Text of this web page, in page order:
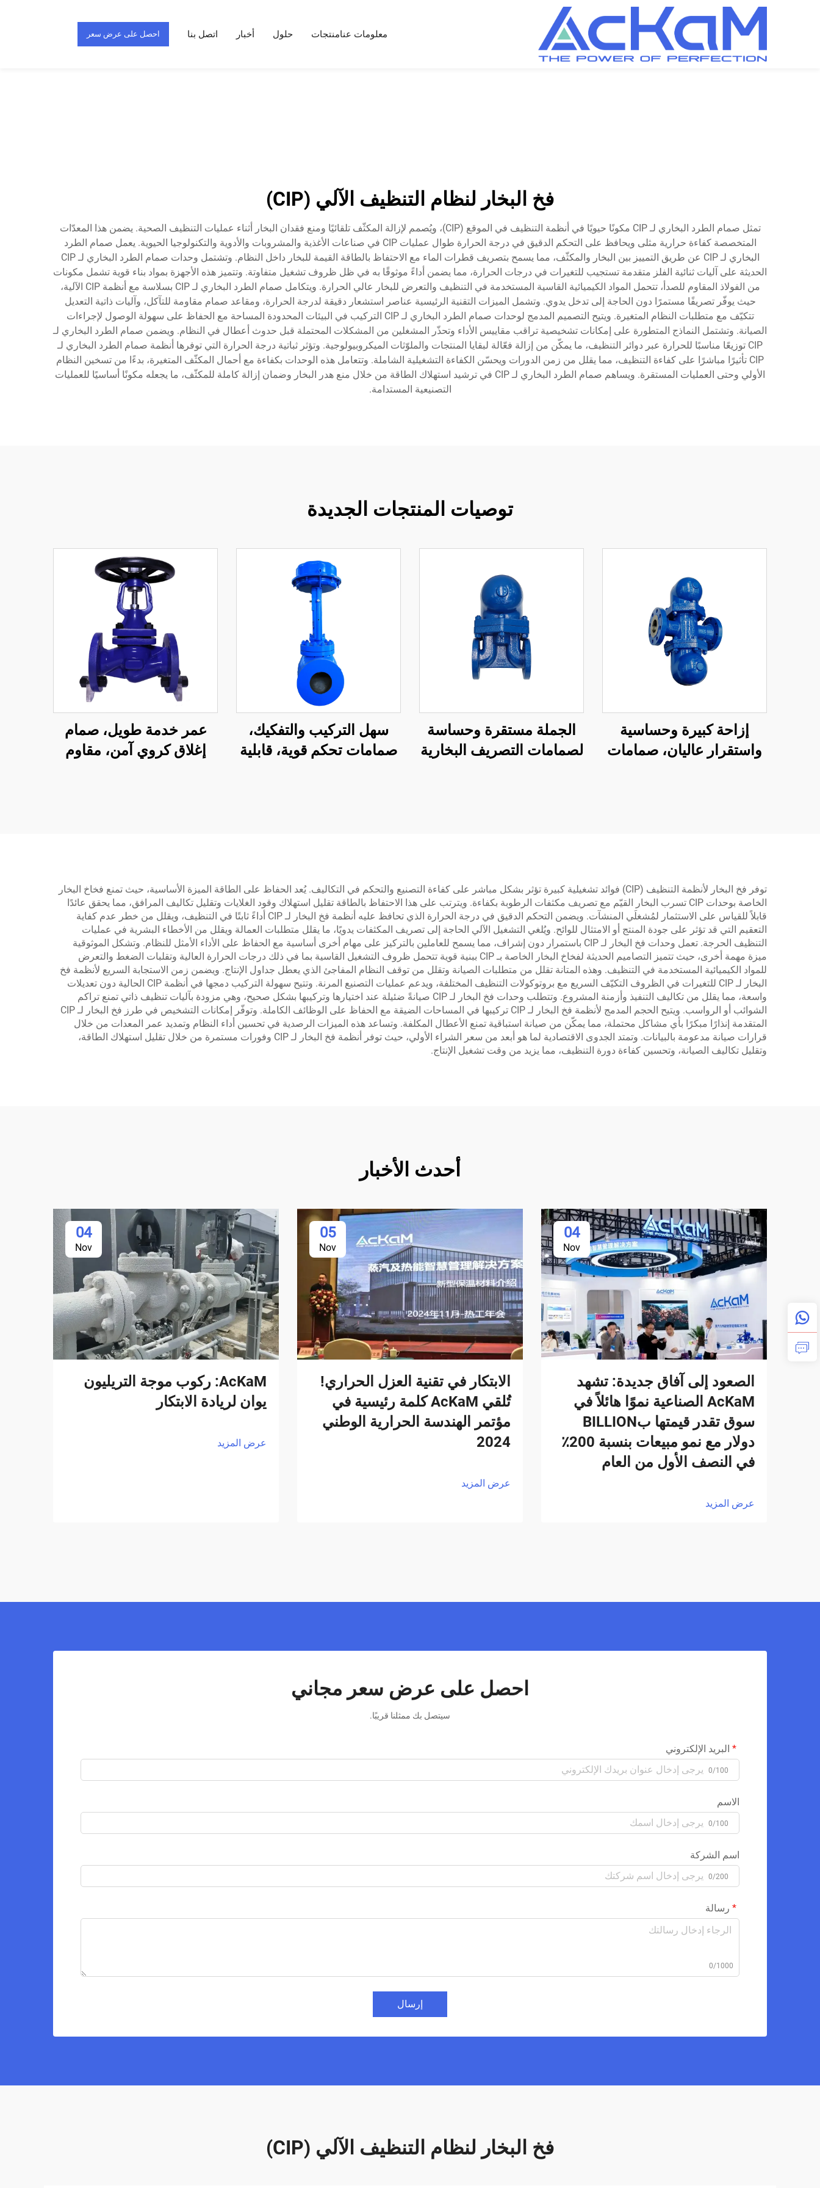
معلومات عنامنتجات حلول أخبار اتصل بنا احصل على عرض سعر
فخ البخار لنظام التنظيف الآلي (CIP)
تمثل صمام الطرد البخاري لـ CIP مكونًا حيويًا في أنظمة التنظيف في الموقع (CIP)، ويُصمم لإزالة المكثّف تلقائيًا ومنع فقدان البخار أثناء عمليات التنظيف الصحية. يضمن هذا المعدّات
المتخصصة كفاءة حرارية مثلى ويحافظ على التحكم الدقيق في درجة الحرارة طوال عمليات CIP في صناعات الأغذية والمشروبات والأدوية والتكنولوجيا الحيوية. يعمل صمام الطرد
البخاري لـ CIP عن طريق التمييز بين البخار والمكثّف، مما يسمح بتصريف قطرات الماء مع الاحتفاظ بالطاقة القيمة للبخار داخل النظام. وتشتمل وحدات صمام الطرد البخاري لـ CIP
الحديثة على آليات ثنائية الفلز متقدمة تستجيب للتغيرات في درجات الحرارة، مما يضمن أداءً موثوقًا به في ظل ظروف تشغيل متفاوتة. وتتميز هذه الأجهزة بمواد بناء قوية تشمل مكونات
من الفولاذ المقاوم للصدأ، تتحمل المواد الكيميائية القاسية المستخدمة في التنظيف والتعرض للبخار عالي الحرارة. ويتكامل صمام الطرد البخاري لـ CIP بسلاسة مع أنظمة CIP الآلية،
حيث يوفّر تصريفًا مستمرًا دون الحاجة إلى تدخل يدوي. وتشمل الميزات التقنية الرئيسية عناصر استشعار دقيقة لدرجة الحرارة، ومقاعد صمام مقاومة للتآكل، وآليات ذاتية التعديل
تتكيّف مع متطلبات النظام المتغيرة. ويتيح التصميم المدمج لوحدات صمام الطرد البخاري لـ CIP التركيب في البيئات المحدودة المساحة مع الحفاظ على سهولة الوصول لإجراءات
الصيانة. وتشتمل النماذج المتطورة على إمكانات تشخيصية تراقب مقاييس الأداء وتحذّر المشغلين من المشكلات المحتملة قبل حدوث أعطال في النظام. ويضمن صمام الطرد البخاري لـ
CIP توزيعًا مناسبًا للحرارة عبر دوائر التنظيف، ما يمكّن من إزالة فعّالة لبقايا المنتجات والملوّثات الميكروبيولوجية. وتؤثر ثباتية درجة الحرارة التي توفرها أنظمة صمام الطرد البخاري لـ
CIP تأثيرًا مباشرًا على كفاءة التنظيف، مما يقلل من زمن الدورات ويحسّن الكفاءة التشغيلية الشاملة. وتتعامل هذه الوحدات بكفاءة مع أحمال المكثّف المتغيرة، بدءًا من تسخين النظام
الأولي وحتى العمليات المستقرة. ويساهم صمام الطرد البخاري لـ CIP في ترشيد استهلاك الطاقة من خلال منع هدر البخار وضمان إزالة كاملة للمكثّف، ما يجعله مكونًا أساسيًا للعمليات
التصنيعية المستدامة.
توصيات المنتجات الجديدة
إزاحة كبيرة وحساسية
واستقرار عاليان، صمامات
الجملة مستقرة وحساسة
لصمامات التصريف البخارية
سهل التركيب والتفكيك،
صمامات تحكم قوية، قابلية
عمر خدمة طويل، صمام
إغلاق كروي آمن، مقاوم
توفر فخ البخار لأنظمة التنظيف (CIP) فوائد تشغيلية كبيرة تؤثر بشكل مباشر على كفاءة التصنيع والتحكم في التكاليف. يُعد الحفاظ على الطاقة الميزة الأساسية، حيث تمنع فخاخ البخار
الخاصة بوحدات CIP تسرب البخار القيّم مع تصريف مكثفات الرطوبة بكفاءة. ويترتب على هذا الاحتفاظ بالطاقة تقليل استهلاك وقود الغلايات وتقليل تكاليف المرافق، مما يحقق عائدًا
قابلاً للقياس على الاستثمار لمُشغلَي المنشآت. ويضمن التحكم الدقيق في درجة الحرارة الذي تحافظ عليه أنظمة فخ البخار لـ CIP أداءً ثابتًا في التنظيف، ويقلل من خطر عدم كفاية
التعقيم التي قد تؤثر على جودة المنتج أو الامتثال للوائح. ويُلغي التشغيل الآلي الحاجة إلى تصريف المكثفات يدويًا، ما يقلل متطلبات العمالة ويقلل من الأخطاء البشرية في عمليات
التنظيف الحرجة. تعمل وحدات فخ البخار لـ CIP باستمرار دون إشراف، مما يسمح للعاملين بالتركيز على مهام أخرى أساسية مع الحفاظ على الأداء الأمثل للنظام. وتشكل الموثوقية
ميزة مهمة أخرى، حيث تتميز التصاميم الحديثة لفخاخ البخار الخاصة بـ CIP ببنية قوية تتحمل ظروف التشغيل القاسية بما في ذلك درجات الحرارة العالية وتقلبات الضغط والتعرض
للمواد الكيميائية المستخدمة في التنظيف. وهذه المتانة تقلل من متطلبات الصيانة وتقلل من توقف النظام المفاجئ الذي يعطل جداول الإنتاج. ويضمن زمن الاستجابة السريع لأنظمة فخ
البخار لـ CIP للتغيرات في الظروف التكيّف السريع مع بروتوكولات التنظيف المختلفة، ويدعم عمليات التصنيع المرنة. وتتيح سهولة التركيب دمجها في أنظمة CIP الحالية دون تعديلات
واسعة، مما يقلل من تكاليف التنفيذ وأزمنة المشروع. وتتطلب وحدات فخ البخار لـ CIP صيانةً ضئيلة عند اختيارها وتركيبها بشكل صحيح، وهي مزودة بآليات تنظيف ذاتي تمنع تراكم
الشوائب أو الرواسب. ويتيح الحجم المدمج لأنظمة فخ البخار لـ CIP تركيبها في المساحات الضيقة مع الحفاظ على الوظائف الكاملة. وتوفّر إمكانات التشخيص في طرز فخ البخار لـ CIP
المتقدمة إنذارًا مبكرًا بأي مشاكل محتملة، مما يمكّن من صيانة استباقية تمنع الأعطال المكلفة. وتساعد هذه الميزات الرصدية في تحسين أداء النظام وتمديد عمر المعدات من خلال
قرارات صيانة مدعومة بالبيانات. وتمتد الجدوى الاقتصادية لما هو أبعد من سعر الشراء الأولي، حيث توفر أنظمة فخ البخار لـ CIP وفورات مستمرة من خلال تقليل استهلاك الطاقة،
وتقليل تكاليف الصيانة، وتحسين كفاءة دورة التنظيف، مما يزيد من وقت تشغيل الإنتاج.
أحدث الأخبار
04
Nov
الصعود إلى آفاق جديدة: تشهد
AcKaM الصناعية نموًا هائلاً في
سوق تقدر قيمتها بBILLION
دولار مع نمو مبيعات بنسبة 200٪
في النصف الأول من العام
عرض المزيد
05
Nov
الابتكار في تقنية العزل الحراري!
تُلقي AcKaM كلمة رئيسية في
مؤتمر الهندسة الحرارية الوطني
2024
عرض المزيد
04
Nov
AcKaM: ركوب موجة التريليون
يوان لريادة الابتكار
عرض المزيد
احصل على عرض سعر مجاني
سيتصل بك ممثلنا قريبًا.
البريد الإلكتروني
0/100
الاسم
0/100
اسم الشركة
0/200
رسالة
0/1000
إرسال
فخ البخار لنظام التنظيف الآلي (CIP)